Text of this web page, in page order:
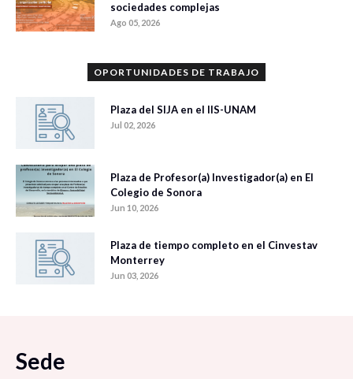
sociedades complejas
Ago 05, 2026
OPORTUNIDADES DE TRABAJO
Plaza del SIJA en el IIS-UNAM
Jul 02, 2026
Plaza de Profesor(a) Investigador(a) en El
Colegio de Sonora
Jun 10, 2026
Plaza de tiempo completo en el Cinvestav
Monterrey
Jun 03, 2026
Sede